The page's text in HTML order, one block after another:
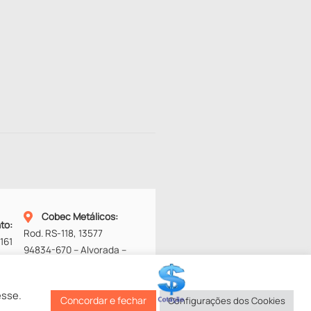
:
Cobec Metálicos:
Rod. RS-118, 13577
94834-670 – Alvorada –
Concordar e fechar Configurações dos Cookies